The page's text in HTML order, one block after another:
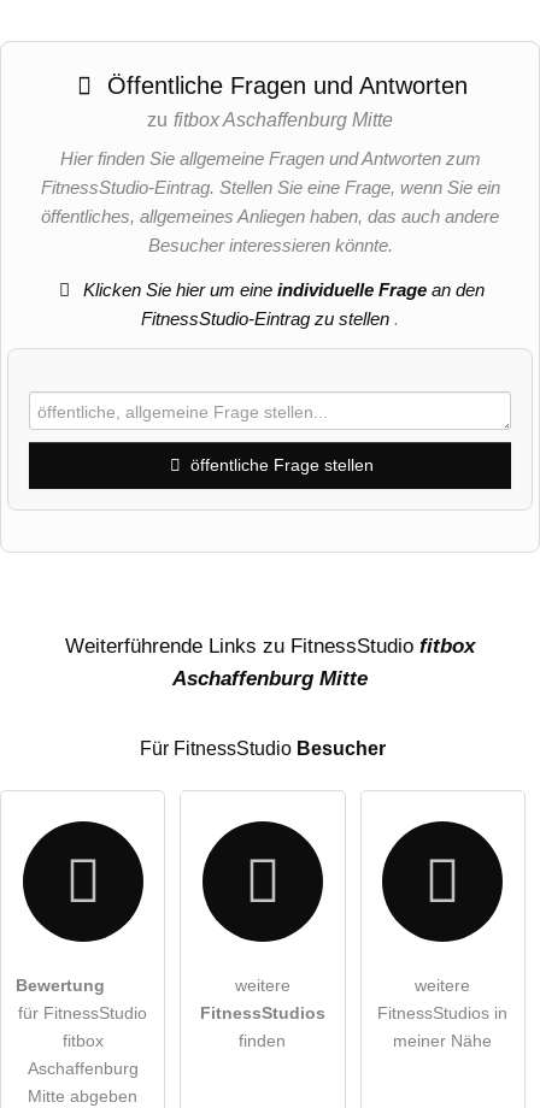
Öffentliche Fragen und Antworten
zu fitbox Aschaffenburg Mitte
Hier finden Sie allgemeine Fragen und Antworten zum
FitnessStudio-Eintrag. Stellen Sie eine Frage, wenn Sie ein
öffentliches, allgemeines Anliegen haben, das auch andere
Besucher interessieren könnte.
Klicken Sie hier um eineindividuelle Frage an den
FitnessStudio-Eintrag zu stellen .
öffentliche Frage stellen
DieDatenschutzerklärunghabe ich zur Kenntnis genommen.
öffentliche Frage stellen
Weiterführende Links zu FitnessStudio fitbox
Aschaffenburg Mitte
Für FitnessStudio Besucher
Bewertung
für FitnessStudio
fitbox
Aschaffenburg
Mitte abgeben
weitere
FitnessStudios
finden
weitere
FitnessStudios in
meiner Nähe